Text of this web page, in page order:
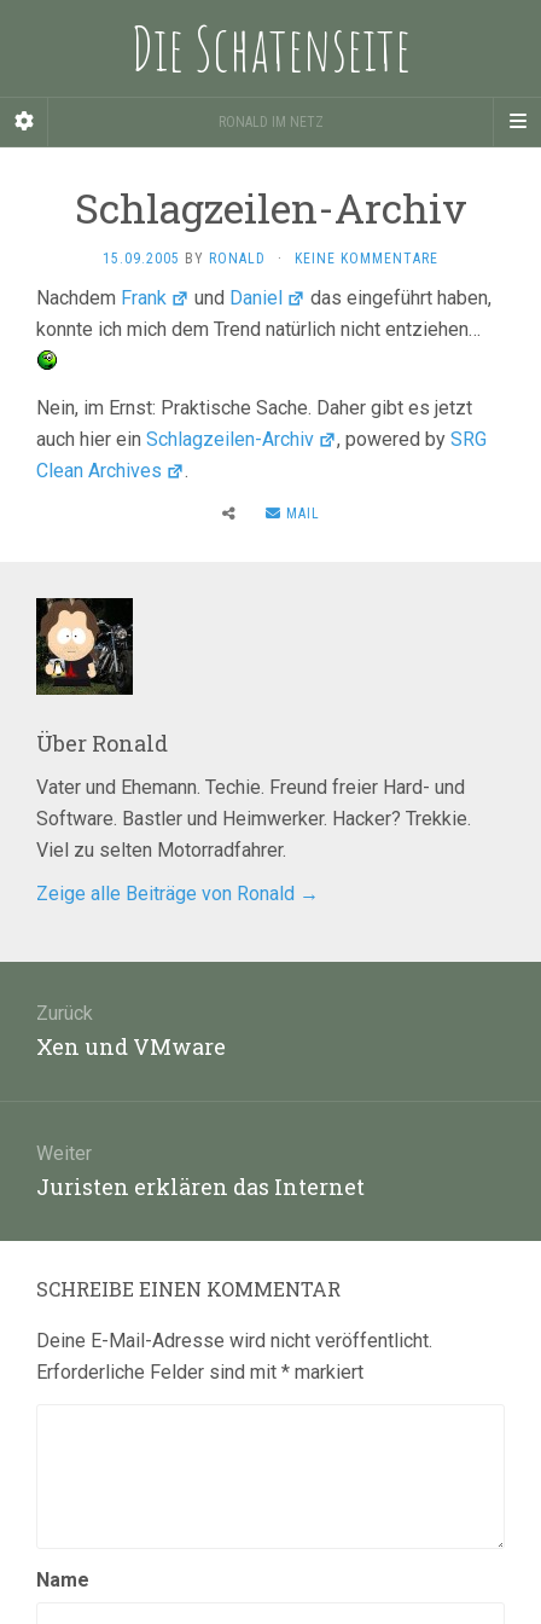
Die Schatenseite
RONALD IM NETZ
Schlagzeilen-Archiv
15.09.2005 BY RONALD · KEINE KOMMENTARE
Nachdem Frank und Daniel
das eingeführt haben,
konnte ich mich dem Trend natürlich nicht entziehen…
Nein, im Ernst: Praktische Sache. Daher gibt es jetzt
auch hier ein Schlagzeilen-Archiv , powered bySRG
Clean Archives
.
MAIL
Über Ronald
Vater und Ehemann. Techie. Freund freier Hard- und
Software. Bastler und Heimwerker. Hacker? Trekkie.
Viel zu selten Motorradfahrer.
Zeige alle Beiträge von Ronald →
Zurück
Vorheriger
Xen und VMware
Weiter
Nächster
Juristen erklären das Internet
SCHREIBE EINEN KOMMENTAR
Deine E-Mail-Adresse wird nicht veröffentlicht.
Erforderliche Felder sind mit * markiert
Name